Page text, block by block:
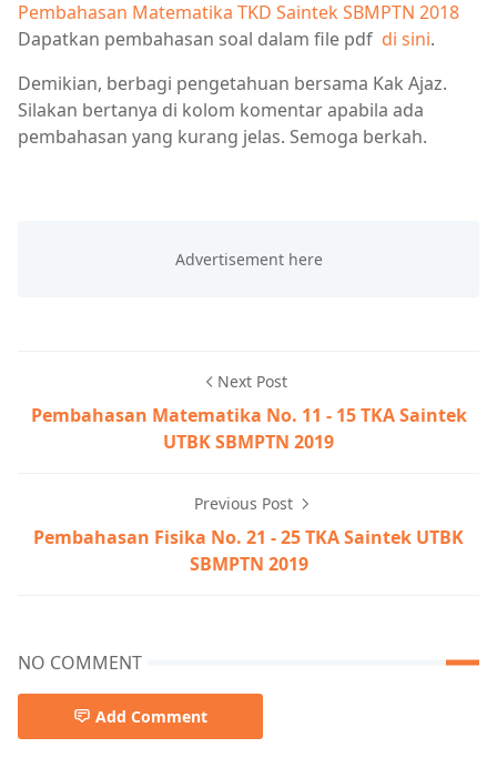
Pembahasan Matematika TKD Saintek SBMPTN 2018
Dapatkan pembahasan soal dalam file pdf di sini.
Demikian, berbagi pengetahuan bersama Kak Ajaz.
Silakan bertanya di kolom komentar apabila ada
pembahasan yang kurang jelas. Semoga berkah.
Next Post
Pembahasan Matematika No. 11 - 15 TKA Saintek
UTBK SBMPTN 2019
Previous Post
Pembahasan Fisika No. 21 - 25 TKA Saintek UTBK
SBMPTN 2019
NO COMMENT
Add Comment